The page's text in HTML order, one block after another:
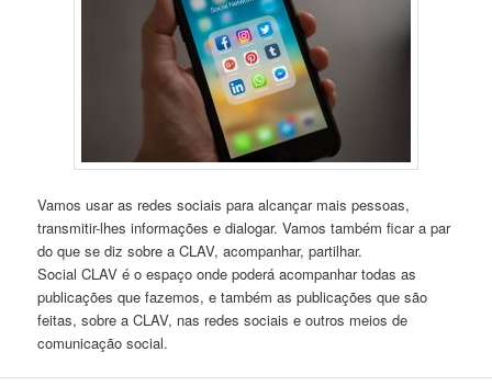
Vamos usar as redes sociais para alcançar mais pessoas,
transmitir-lhes informações e dialogar. Vamos também ficar a par
do que se diz sobre a CLAV, acompanhar, partilhar.
Social CLAV é o espaço onde poderá acompanhar todas as
publicações que fazemos, e também as publicações que são
feitas, sobre a CLAV, nas redes sociais e outros meios de
comunicação social.